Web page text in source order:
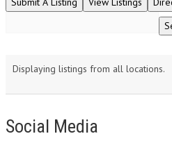
Displaying listings from all locations.
Social Media